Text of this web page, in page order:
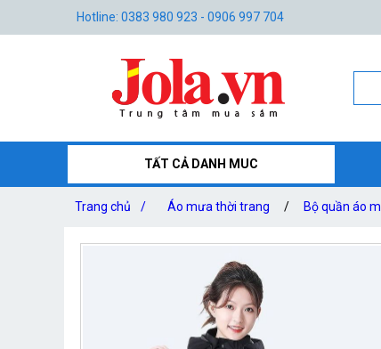
Hotline: 0383 980 923 - 0906 997 704
TẤT CẢ DANH MUC
Trang chủ / Áo mưa thời trang / Bộ quần áo